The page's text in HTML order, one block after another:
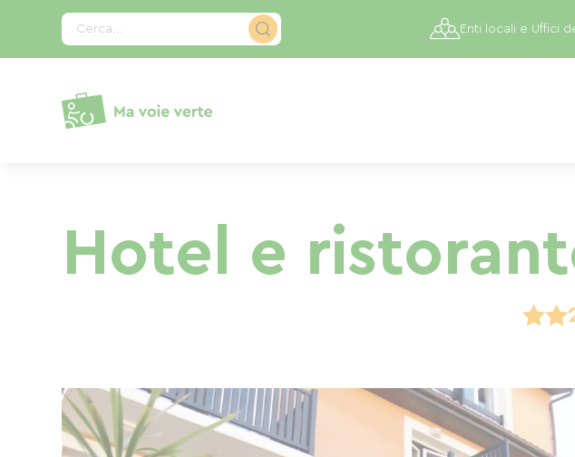
Cerca... Enti locali e Uffici
Hotel e
Pannello di gestione dei cookies